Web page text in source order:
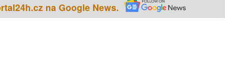
na Google News.